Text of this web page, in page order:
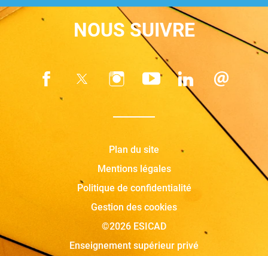
NOUS SUIVRE
Plan du site
Mentions légales
Politique de confidentialité
Gestion des cookies
©2026 ESICAD
Enseignement supérieur privé